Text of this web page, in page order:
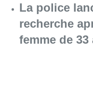
La police
recherche
femme de